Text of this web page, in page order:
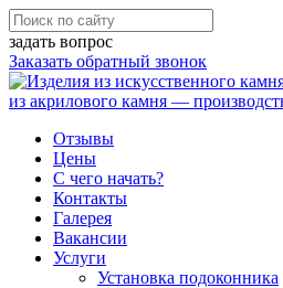
задать вопрос
Заказать обратный звонок
Отзывы
Цены
С чего начать?
Контакты
Галерея
Вакансии
Услуги
Установка подоконника